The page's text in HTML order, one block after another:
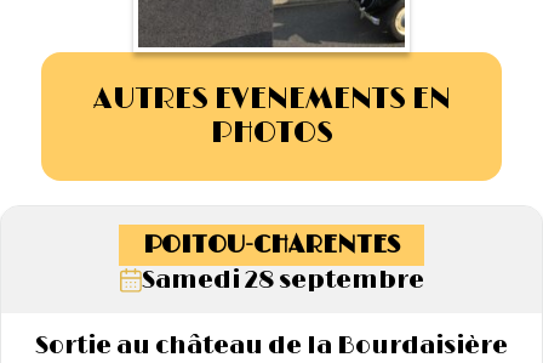
AUTRES EVENEMENTS EN
PHOTOS
POITOU-CHARENTES
Samedi 28 septembre
Sortie au château de la Bourdaisière